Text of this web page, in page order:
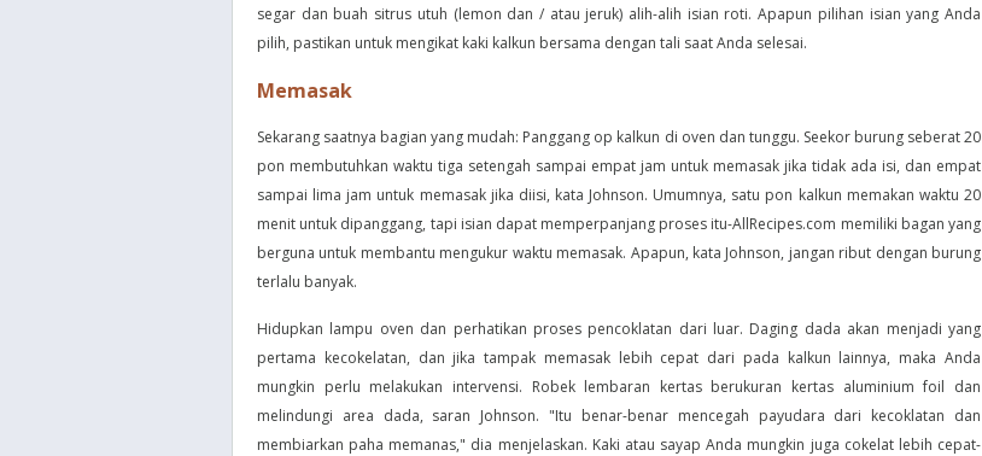
segar dan buah sitrus utuh (lemon dan / atau jeruk) alih-alih isian roti. Apapun pilihan isian yang Anda
pilih, pastikan untuk mengikat kaki kalkun bersama dengan tali saat Anda selesai.
Memasak
Sekarang saatnya bagian yang mudah: Panggang op kalkun di oven dan tunggu. Seekor burung seberat 20
pon membutuhkan waktu tiga setengah sampai empat jam untuk memasak jika tidak ada isi, dan empat
sampai lima jam untuk memasak jika diisi, kata Johnson. Umumnya, satu pon kalkun memakan waktu 20
menit untuk dipanggang, tapi isian dapat memperpanjang proses itu-AllRecipes.com memiliki bagan yang
berguna untuk membantu mengukur waktu memasak. Apapun, kata Johnson, jangan ribut dengan burung
terlalu banyak.
Hidupkan lampu oven dan perhatikan proses pencoklatan dari luar. Daging dada akan menjadi yang
pertama kecokelatan, dan jika tampak memasak lebih cepat dari pada kalkun lainnya, maka Anda
mungkin perlu melakukan intervensi. Robek lembaran kertas berukuran kertas aluminium foil dan
melindungi area dada, saran Johnson. "Itu benar-benar mencegah payudara dari kecoklatan dan
membiarkan paha memanas," dia menjelaskan. Kaki atau sayap Anda mungkin juga cokelat lebih cepat-